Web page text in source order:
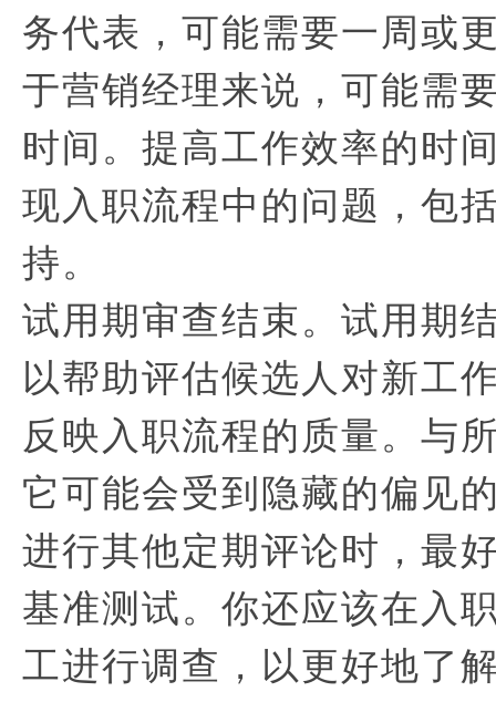
务代表，可能需要一周或
于营销经理来说，可能需
时间。提高工作效率的时
现入职流程中的问题，包
持。
试用期审查结束。试用期
以帮助评估候选人对新工
反映入职流程的质量。与
它可能会受到隐藏的偏见
进行其他定期评论时，最
基准测试。你还应该在入
工进行调查，以更好地了